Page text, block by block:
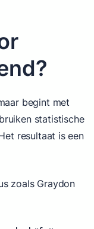
begint met
statistische
resultaat is een
zoals Graydon